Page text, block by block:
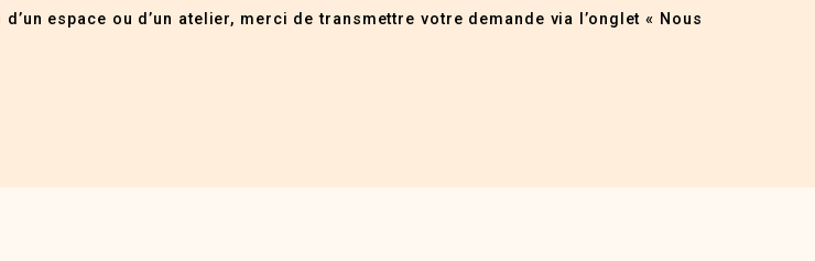
espace ou d’un atelier, merci de transmettre votre demande via l’onglet « Nous